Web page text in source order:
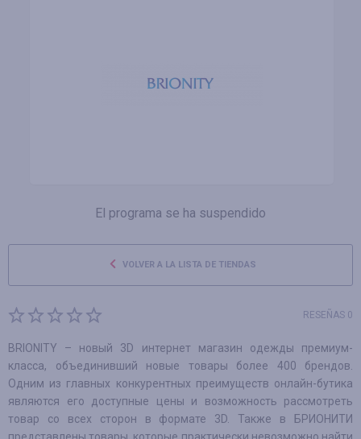
El programa se ha suspendido
VOLVER A LA LISTA DE TIENDAS
RESEÑAS 0
BRIONITY – новый 3D интернет магазин одежды премиум-
класса, объединивший новые товары более 400 брендов.
Одним из главных конкурентных преимуществ онлайн-бутика
являются его доступные цены и возможность рассмотреть
товар со всех сторон в формате 3D. Также в БРИОНИТИ